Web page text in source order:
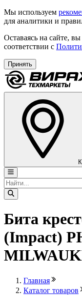
Мы используем
для аналитики и
Оставаясь на сайте,
соответствии с
Принять
Бита
(Impact)
Главная
Каталог товаров